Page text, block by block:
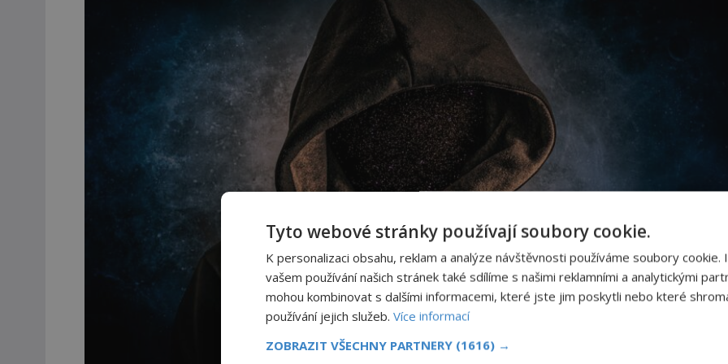
Tyto webové stránky používají soubory cookie.
K personalizaci obsahu, reklam a analýze návštěvnosti používáme soubory cookie.
vašem používání našich stránek také sdílíme s našimi reklamními a analytickými
mohou kombinovat s dalšími informacemi, které jste jim poskytli nebo které
používání jejich služeb. Více informací
ZOBRAZIT VŠECHNY PARTNERY (1616) →